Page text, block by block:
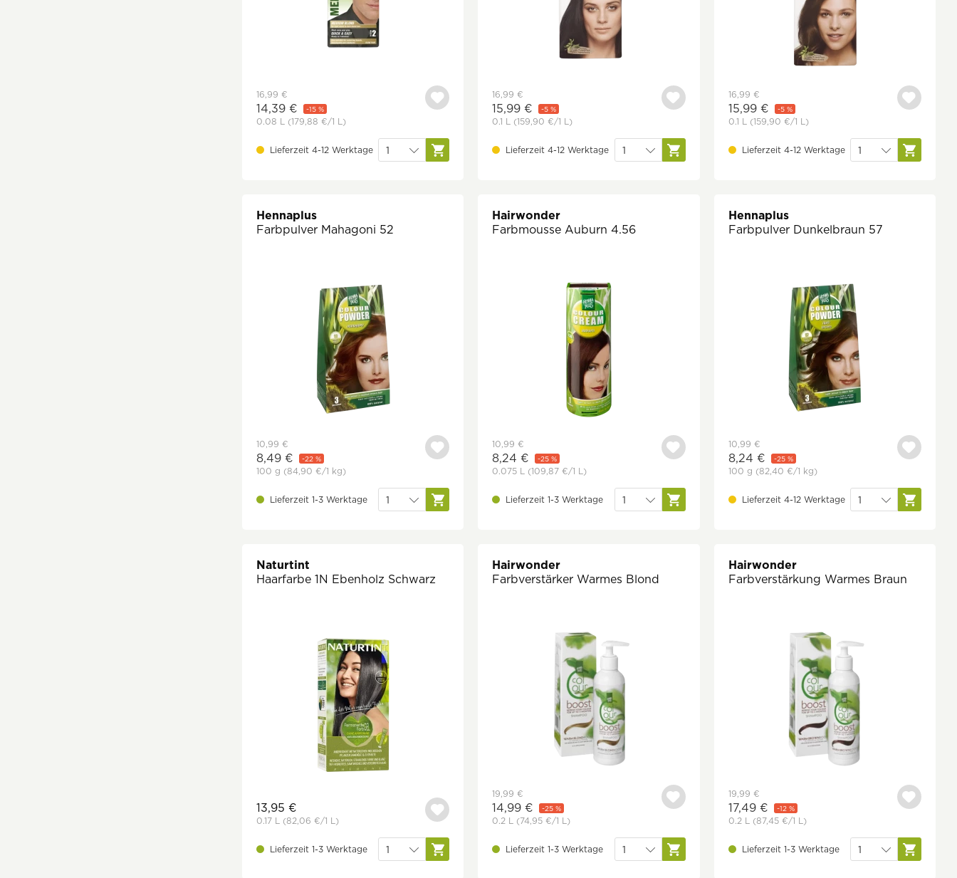
16,99 €
14,39 € -15 %
0.08 L (179,88 €/1 L)
Lieferzeit 4-12 Werktage
16,99 €
15,99 € -5 %
0.1 L (159,90 €/1 L)
Lieferzeit 4-12 Werktage
16,99 €
15,99 € -5 %
0.1 L (159,90 €/1 L)
Lieferzeit 4-12 Werktage
Hennaplus
Farbpulver Mahagoni 52
10,99 €
8,49 € -22 %
100 g (84,90 €/1 kg)
Lieferzeit 1-3 Werktage
Hairwonder
Farbmousse Auburn 4.56
10,99 €
8,24 € -25 %
0.075 L (109,87 €/1 L)
Lieferzeit 1-3 Werktage
Hennaplus
Farbpulver Dunkelbraun 57
10,99 €
8,24 € -25 %
100 g (82,40 €/1 kg)
Lieferzeit 4-12 Werktage
Naturtint
Haarfarbe 1N Ebenholz Schwarz
13,95 €
0.17 L (82,06 €/1 L)
Lieferzeit 1-3 Werktage
Hairwonder
Farbverstärker Warmes Blond
19,99 €
14,99 € -25 %
0.2 L (74,95 €/1 L)
Lieferzeit 1-3 Werktage
Hairwonder
Farbverstärkung Warmes Braun
19,99 €
17,49 € -12 %
0.2 L (87,45 €/1 L)
Lieferzeit 1-3 Werktage